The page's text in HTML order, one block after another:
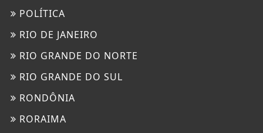
POLÍTICA
RIO DE JANEIRO
RIO GRANDE DO NORTE
RIO GRANDE DO SUL
RONDÔNIA
RORAIMA